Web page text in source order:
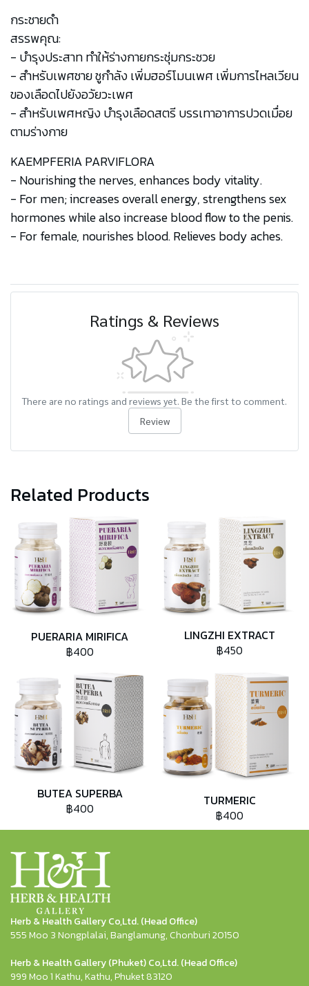
กระชายดำ
สรรพคุณ:
- บำรุงประสาท ทำให้ร่างกายกระชุ่มกระชวย
- สำหรับเพศชาย ชูกำลัง เพิ่มฮอร์โมนเพศ เพิ่มการไหลเวียน
ของเลือดไปยังอวัยวะเพศ
- สำหรับเพศหญิง บำรุงเลือดสตรี บรรเทาอาการปวดเมื่อย
ตามร่างกาย
KAEMPFERIA PARVIFLORA
- Nourishing the nerves, enhances body vitality.
- For men; increases overall energy, strengthens sex
hormones while also increase blood flow to the penis.
- For female, nourishes blood. Relieves body aches.
Ratings & Reviews
There are no ratings and reviews yet. Be the first to comment.
Review
Related Products
PUERARIA MIRIFICA
฿400
LINGZHI EXTRACT
฿450
BUTEA SUPERBA
฿400
TURMERIC
฿400
Herb & Health Gallery Co,Ltd. (Head Office)
555 Moo 3 Nongplalai, Banglamung, Chonburi 20150
Herb & Health Gallery (Phuket) Co,Ltd. (Head Office)
999 Moo 1 Kathu, Kathu, Phuket 83120